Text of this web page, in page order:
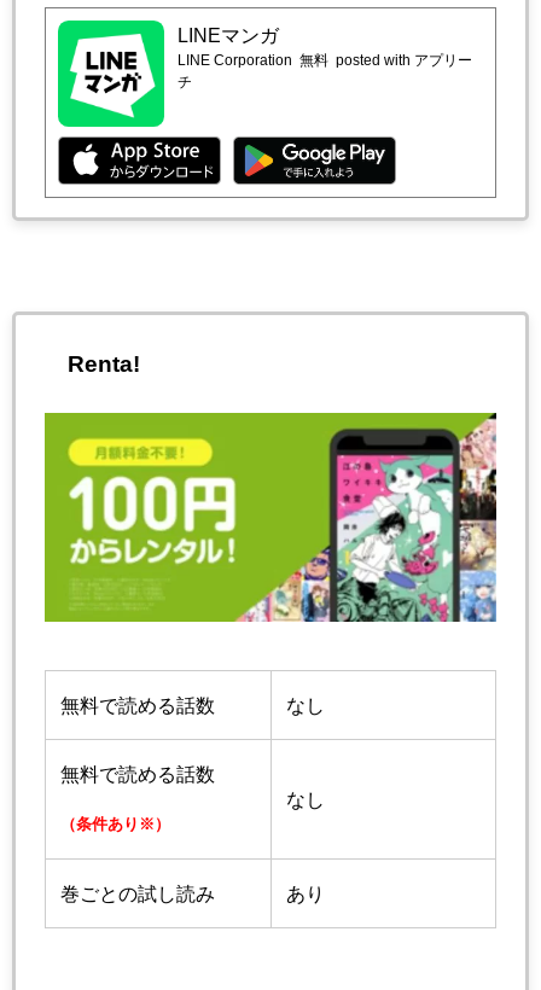
LINEマンガ
LINE Corporation 無料 posted with アプリー
チ
Renta!
無料で読める話数 なし
無料で読める話数
（条件あり※）
なし
巻ごとの試し読み あり